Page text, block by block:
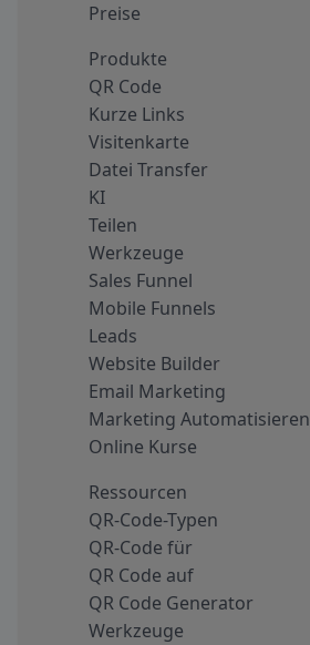
Preise
Produkte
QR Code
Kurze Links
Visitenkarte
Datei Transfer
KI
Teilen
Werkzeuge
Sales Funnel
Mobile Funnels
Leads
Website Builder
Email Marketing
Marketing Automatisieren
Online Kurse
Ressourcen
QR-Code-Typen
QR-Code für
QR Code auf
QR Code Generator
Werkzeuge